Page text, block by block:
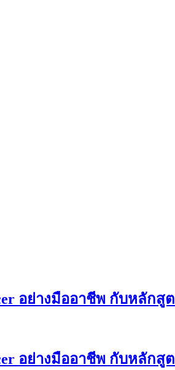
อย่างมืออาชีพ กับหลักสู
อย่างมืออาชีพ กับหลักสู